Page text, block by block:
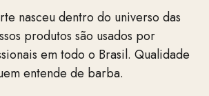
nasceu dentro do universo das
produtos são usados por
em todo o Brasil. Qualidade
entende de barba.